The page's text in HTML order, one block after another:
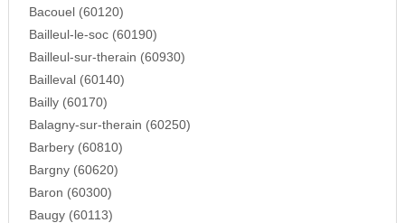
Bacouel (60120)
Bailleul-le-soc (60190)
Bailleul-sur-therain (60930)
Bailleval (60140)
Bailly (60170)
Balagny-sur-therain (60250)
Barbery (60810)
Bargny (60620)
Baron (60300)
Baugy (60113)